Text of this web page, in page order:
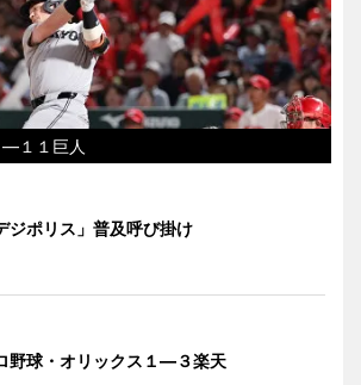
―１１巨人
ジポリス」普及呼び掛け
野球・オリックス１―３楽天